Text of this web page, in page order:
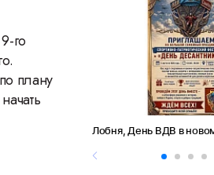
го
плану
в новом формате Амет-Хан Султан: